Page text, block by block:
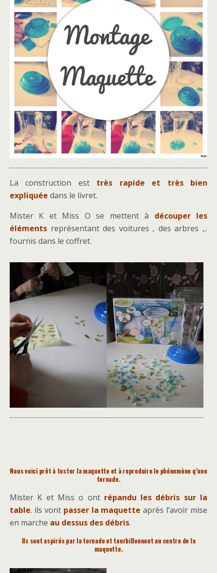
La construction est très rapide et très bien
expliquée dans le livret.
Mister K et Miss O se mettent à découper les
éléments représentant des voitures , des arbres ,..
fournis dans le coffret.
Nous voici prêt à tester la maquette et à reproduire le phénomène q’une
tornade.
Mister K et Miss o ont répandu les débris sur la
table. ils vont passer la maquette après l’avoir mise
en marche au dessus des débris.
Ils sont aspirés par la tornade et tourbillonnent au centre de la
maquette.